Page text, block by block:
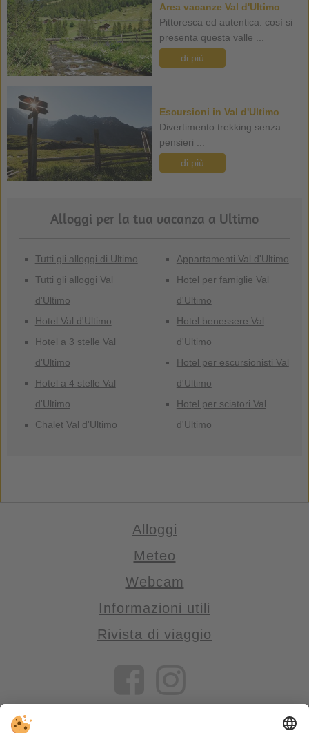
Area vacanze Val d'Ultimo
Pittoresca ed autentica: così si
presenta questa valle ...
di più
Escursioni in Val d'Ultimo
Divertimento trekking senza
pensieri ...
di più
Alloggi per la tua vacanza a Ultimo
Tutti gli alloggi di Ultimo
Tutti gli alloggi Val
d'Ultimo
Hotel Val d'Ultimo
Hotel a 3 stelle Val
d'Ultimo
Hotel a 4 stelle Val
d'Ultimo
Chalet Val d'Ultimo
Appartamenti Val d'Ultimo
Hotel per famiglie Val
d'Ultimo
Hotel benessere Val
d'Ultimo
Hotel per escursionisti Val
d'Ultimo
Hotel per sciatori Val
d'Ultimo
Alloggi
Meteo
Webcam
Informazioni utili
Rivista di viaggio